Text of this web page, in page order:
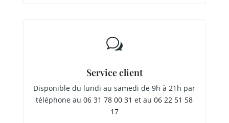
w
Service client
Disponible du lundi au samedi de 9h à 21h par
téléphone au06 31 78 00 31 et au06 22 51 58
17